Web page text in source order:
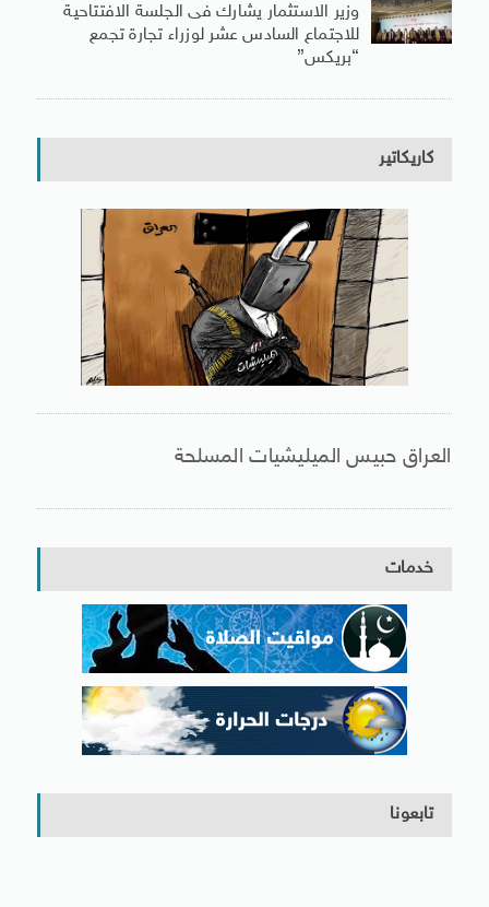
وزير الاستثمار يشارك فى الجلسة الافتتاحية
للاجتماع السادس عشر لوزراء تجارة تجمع
“بريكس”
كاريكاتير
العراق حبيس الميليشيات المسلحة
خدمات
تابعونا